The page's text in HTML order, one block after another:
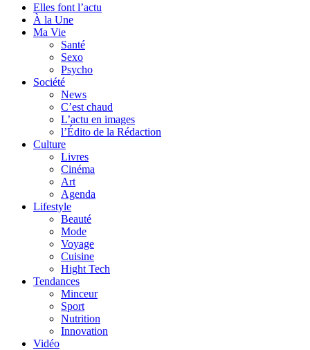
Elles font l’actu
À la Une
Ma Vie
Santé
Sexo
Psycho
Société
News
C’est chaud
L’actu en images
l’Édito de la Rédaction
Culture
Livres
Cinéma
Art
Agenda
Lifestyle
Beauté
Mode
Voyage
Cuisine
Hight Tech
Tendances
Minceur
Sport
Nutrition
Innovation
Vidéo